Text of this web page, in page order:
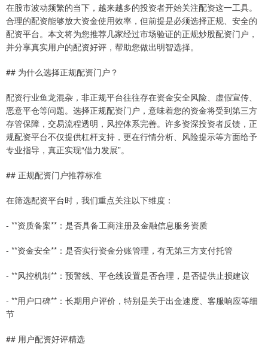
在股市波动频繁的当下，越来越多的投资者开始关注配资这一工具。
合理的配资能够放大资金使用效率，但前提是必须选择正规、安全的
配资平台。本文将为您推荐几家经过市场验证的正规炒股配资门户，
并分享真实用户的配资好评，帮助您做出明智选择。
## 为什么选择正规配资门户？
配资行业鱼龙混杂，非正规平台往往存在资金安全风险、虚假宣传、
恶意平仓等问题。选择正规配资门户，意味着您的资金将受到第三方
存管保障，交易流程透明，风控体系完善。许多资深投资者反馈，正
规配资平台不仅提供杠杆支持，更在行情分析、风险提示等方面给予
专业指导，真正实现“借力发展”。
## 正规配资门户推荐标准
在筛选配资平台时，我们重点关注以下维度：
- **资质备案**：是否具备工商注册及金融信息服务资质
- **资金安全**：是否实行资金分账管理，有无第三方支付托管
- **风控机制**：预警线、平仓线设置是否合理，是否提供止损建议
- **用户口碑**：长期用户评价，特别是关于出金速度、客服响应等细
节
## 用户配资好评精选